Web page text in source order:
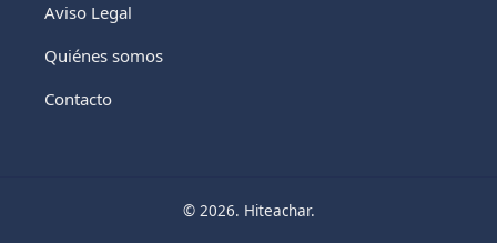
Aviso Legal
Quiénes somos
Contacto
© 2026. Hiteachar.